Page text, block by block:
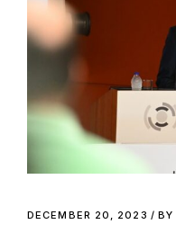
DECEMBER 20, 2023 BY